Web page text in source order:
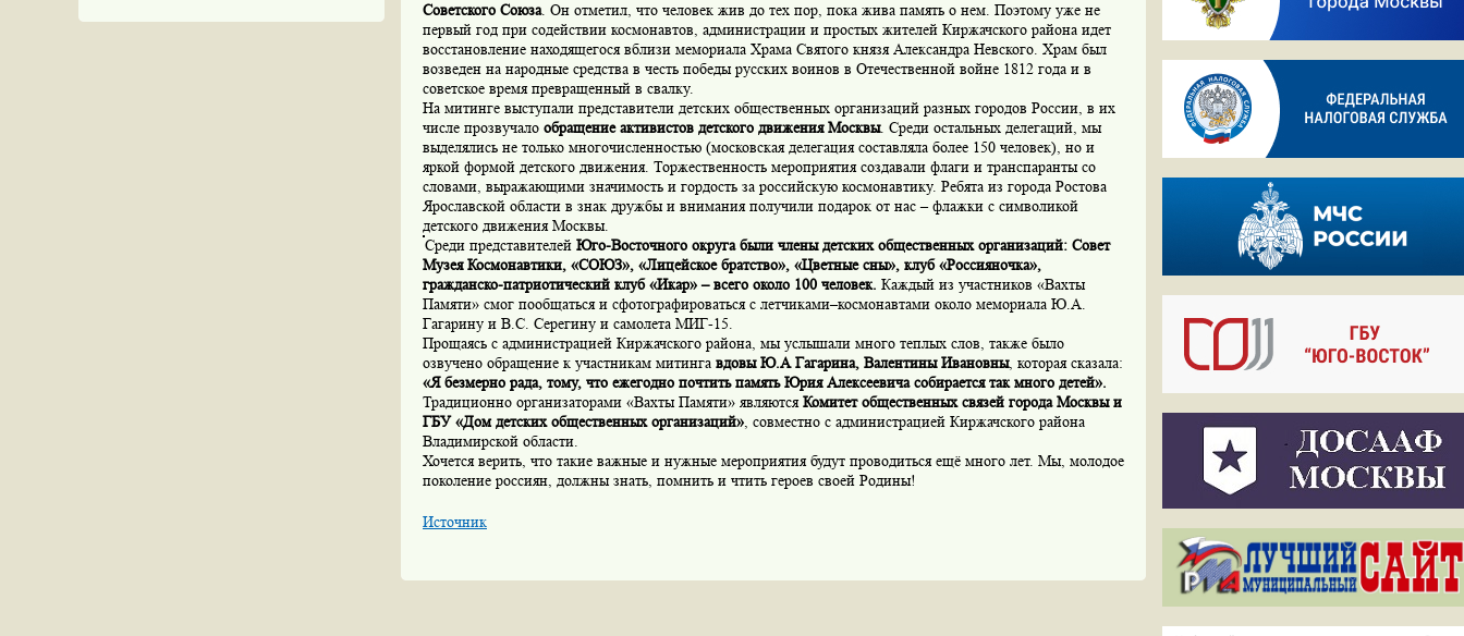
Советского Союза. Он отметил, что человек жив до тех пор, пока жива память о нем. Поэтому уже не
первый год при содействии космонавтов, администрации и простых жителей Киржачского района идет
восстановление находящегося вблизи мемориала Храма Святого князя Александра Невского. Храм был
возведен на народные средства в честь победы русских воинов в Отечественной войне 1812 года и в
советское время превращенный в свалку.
На митинге выступали представители детских общественных организаций разных городов России, в их
числе прозвучало обращение активистов детского движения Москвы. Среди остальных делегаций, мы
выделялись не только многочисленностью (московская делегация составляла более 150 человек), но и
яркой формой детского движения. Торжественность мероприятия создавали флаги и транспаранты со
словами, выражающими значимость и гордость за российскую космонавтику. Ребята из города Ростова
Ярославской области в знак дружбы и внимания получили подарок от нас – флажки с символикой
детского движения Москвы.
Среди представителей Юго-Восточного округа были члены детских общественных организаций: Совет
Музея Космонавтики, «СОЮЗ», «Лицейское братство», «Цветные сны», клуб «Россияночка»,
гражданско-патриотический клуб «Икар» – всего около 100 человек. Каждый из участников «Вахты
Памяти» смог пообщаться и сфотографироваться с летчиками–космонавтами около мемориала Ю.А.
Гагарину и В.С. Серегину и самолета МИГ-15.
Прощаясь с администрацией Киржачского района, мы услышали много теплых слов, также было
озвучено обращение к участникам митинга вдовы Ю.А Гагарина, Валентины Ивановны, которая сказала:
«Я безмерно рада, тому, что ежегодно почтить память Юрия Алексеевича собирается так много детей».
Традиционно организаторами «Вахты Памяти» являютсяКомитет общественных связей города Москвы и
ГБУ «Дом детских общественных организаций» , совместно с администрацией Киржачского района
Владимирской области.
Хочется верить, что такие важные и нужные мероприятия будут проводиться ещё много лет. Мы, молодое
поколение россиян, должны знать, помнить и чтить героев своей Родины!
Источник